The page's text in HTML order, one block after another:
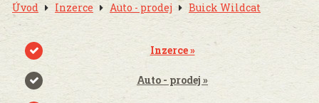
Úvod Inzerce Auto - prodej Buick Wildcat
Inzerce »
Auto - prodej »